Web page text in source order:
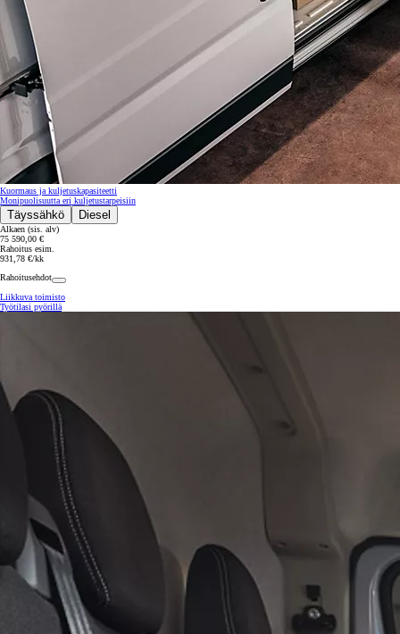
Kuormaus ja kuljetuskapasiteetti
Monipuolisuutta eri kuljetustarpeisiin
Täyssähkö Diesel
Alkaen (sis. alv)
75 590,00 €
Rahoitus esim.
931,78 €/kk
Rahoitusehdot
Liikkuva toimisto
Työtilasi pyörillä